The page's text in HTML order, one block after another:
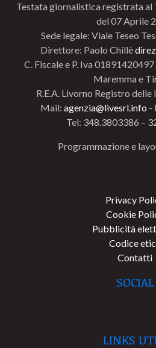
Testata giornalistica registrata al
del 07 Aprile
Sede legale: Viale Teseo
Direttore: Paolo Chillè
C. Fiscale e P. Iva
Maremma e
R.E.A. Livorno Registro
Mail: agenzia@livesrl.info -
Tel: 348.3803386 –
Programmazione e
Privacy
Cookie
Pubblicità
Codice
Contatti
SOCIAL
LINKS